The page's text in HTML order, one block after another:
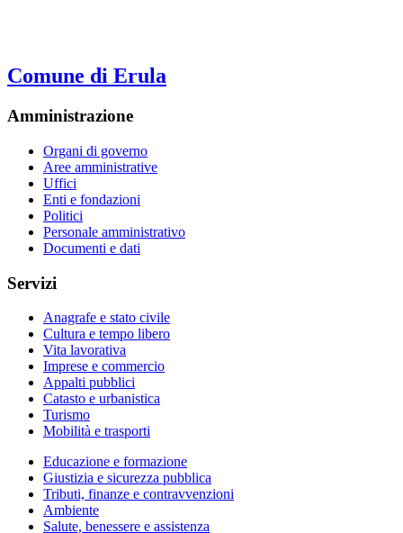
Comune di Erula
Amministrazione
Organi di governo
Aree amministrative
Uffici
Enti e fondazioni
Politici
Personale amministrativo
Documenti e dati
Servizi
Anagrafe e stato civile
Cultura e tempo libero
Vita lavorativa
Imprese e commercio
Appalti pubblici
Catasto e urbanistica
Turismo
Mobilità e trasporti
Educazione e formazione
Giustizia e sicurezza pubblica
Tributi, finanze e contravvenzioni
Ambiente
Salute, benessere e assistenza